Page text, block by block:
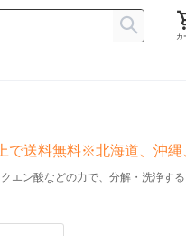
カ
で送料無料※北海道、沖縄
エン酸などの力で、分解・洗浄す